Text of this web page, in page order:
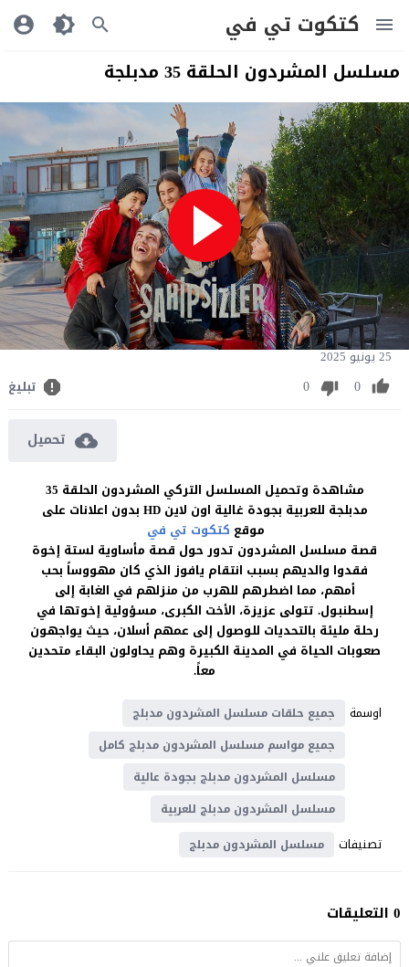
كتكوت تي في
مسلسل المشردون الحلقة 35 مدبلجة
25 يونيو 2025
0
0 تبليغ
تحميل
مشاهدة وتحميل المسلسل التركي المشردون الحلقة 35
مدبلجة للعربية بجودة غالية اون لاين HD بدون اعلانات على
موقع كتكوت تي في
قصة مسلسل المشردون تدور حول قصة مأساوية لستة إخوة
فقدوا والديهم بسبب انتقام يافوز الذي كان مهووساً بحب
أمهم، مما اضطرهم للهرب من منزلهم في الغابة إلى
إسطنبول. تتولى عزيزة، الأخت الكبرى، مسؤولية إخوتها في
رحلة مليئة بالتحديات للوصول إلى عمهم أسلان، حيث يواجهون
صعوبات الحياة في المدينة الكبيرة وهم يحاولون البقاء متحدين
معاً.
اوسمة
جميع حلقات مسلسل المشردون مدبلج
جميع مواسم مسلسل المشردون مدبلج كامل
مسلسل المشردون مدبلج بجودة عالية
مسلسل المشردون مدبلج للعربية
تصنيفات مسلسل المشردون مدبلج
0 التعليقات